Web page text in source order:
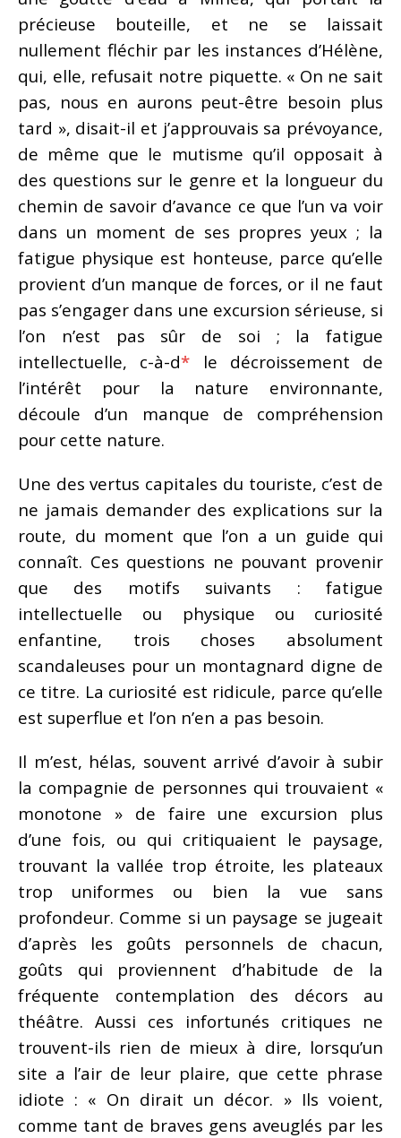
précieuse bouteille, et ne se laissait
nullement fléchir par les instances d’Hélène,
qui, elle, refusait notre piquette. « On ne sait
pas, nous en aurons peut-être besoin plus
tard », disait-il et j’approuvais sa prévoyance,
de même que le mutisme qu’il opposait à
des questions sur le genre et la longueur du
chemin de savoir d’avance ce que l’un va voir
dans un moment de ses propres yeux ; la
fatigue physique est honteuse, parce qu’elle
provient d’un manque de forces, or il ne faut
pas s’engager dans une excursion sérieuse, si
l’on n’est pas sûr de soi ; la fatigue
intellectuelle, c-à-d* le décroissement de
l’intérêt pour la nature environnante,
découle d’un manque de compréhension
pour cette nature.
Une des vertus capitales du touriste, c’est de
ne jamais demander des explications sur la
route, du moment que l’on a un guide qui
connaît. Ces questions ne pouvant provenir
que des motifs suivants : fatigue
intellectuelle ou physique ou curiosité
enfantine, trois choses absolument
scandaleuses pour un montagnard digne de
ce titre. La curiosité est ridicule, parce qu’elle
est superflue et l’on n’en a pas besoin.
Il m’est, hélas, souvent arrivé d’avoir à subir
la compagnie de personnes qui trouvaient «
monotone » de faire une excursion plus
d’une fois, ou qui critiquaient le paysage,
trouvant la vallée trop étroite, les plateaux
trop uniformes ou bien la vue sans
profondeur. Comme si un paysage se jugeait
d’après les goûts personnels de chacun,
goûts qui proviennent d’habitude de la
fréquente contemplation des décors au
théâtre. Aussi ces infortunés critiques ne
trouvent-ils rien de mieux à dire, lorsqu’un
site a l’air de leur plaire, que cette phrase
idiote : « On dirait un décor. » Ils voient,
comme tant de braves gens aveuglés par les